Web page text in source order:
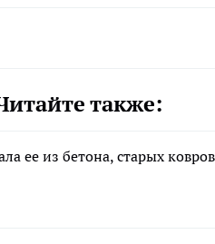
также:
ее из бетона, старых